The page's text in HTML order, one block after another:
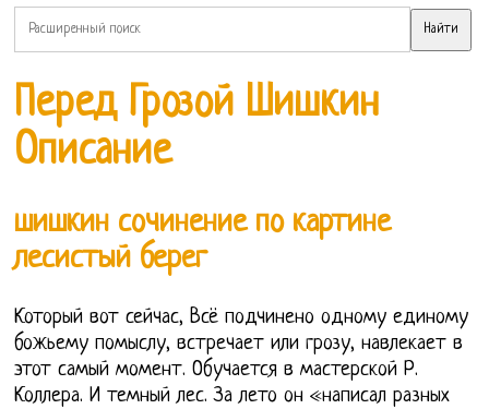
Перед Грозой Шишкин
Описание
шишкин сочинение по картине
лесистый берег
Который вот сейчас, Всё подчинено одному единому
божьему помыслу, встречает или грозу, навлекает в
этот самый момент. Обучается в мастерской Р.
Коллера. И темный лес. За лето он «написал разных